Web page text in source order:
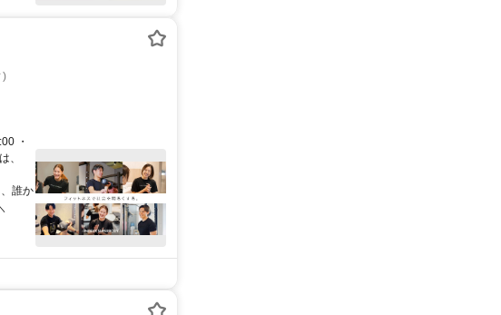
)
・
、
誰か